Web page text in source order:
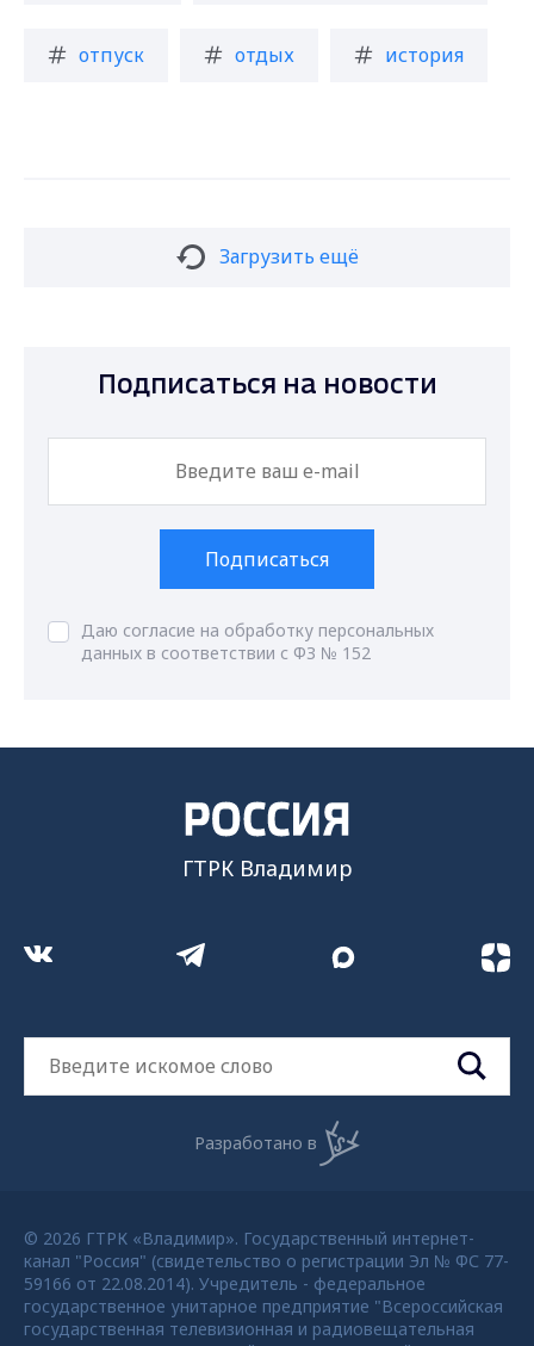
отпуск отдых история
Загрузить ещё
Подписаться на новости
Подписаться
Даю согласие на обработку персональных
данных в соответствии с ФЗ № 152
ГТРК Владимир
Разработано в
© 2026 ГТРК «Владимир». Государственный интернет-
канал "Россия" (свидетельство о регистрации Эл № ФС 77-
59166 от 22.08.2014). Учредитель - федеральное
государственное унитарное предприятие "Всероссийская
государственная телевизионная и радиовещательная